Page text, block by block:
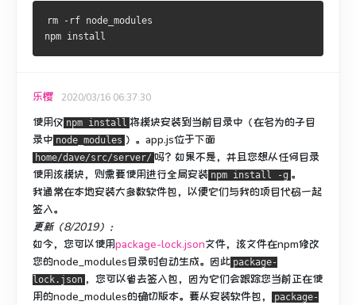
rm -rf node_modules
npm install
乐樱 2020/03/16 06:37:30
使用仅 npm install 将模块安装到当前目录中（在名为的子目
录中 node_modules ）。 app.js位于下面
home/dave/src/server/ 吗？ 如果不是，并且您想从任何目录
使用该模块，则需要使用进行全局安装 npm install -g 。
我通常在本地安装大多数软件包，以便它们与我的项目代码一起
签入。
更新（8/2019）：
如今，您可以使用package-lock.json文件，该文件在npm修改
您的node_modules目录时自动生成。 因此 package-
lock.json ，您可以省去签入包，因为它们会跟踪您当前正在使
用的node_modules的确切版本。 要从安装软件包，
package-